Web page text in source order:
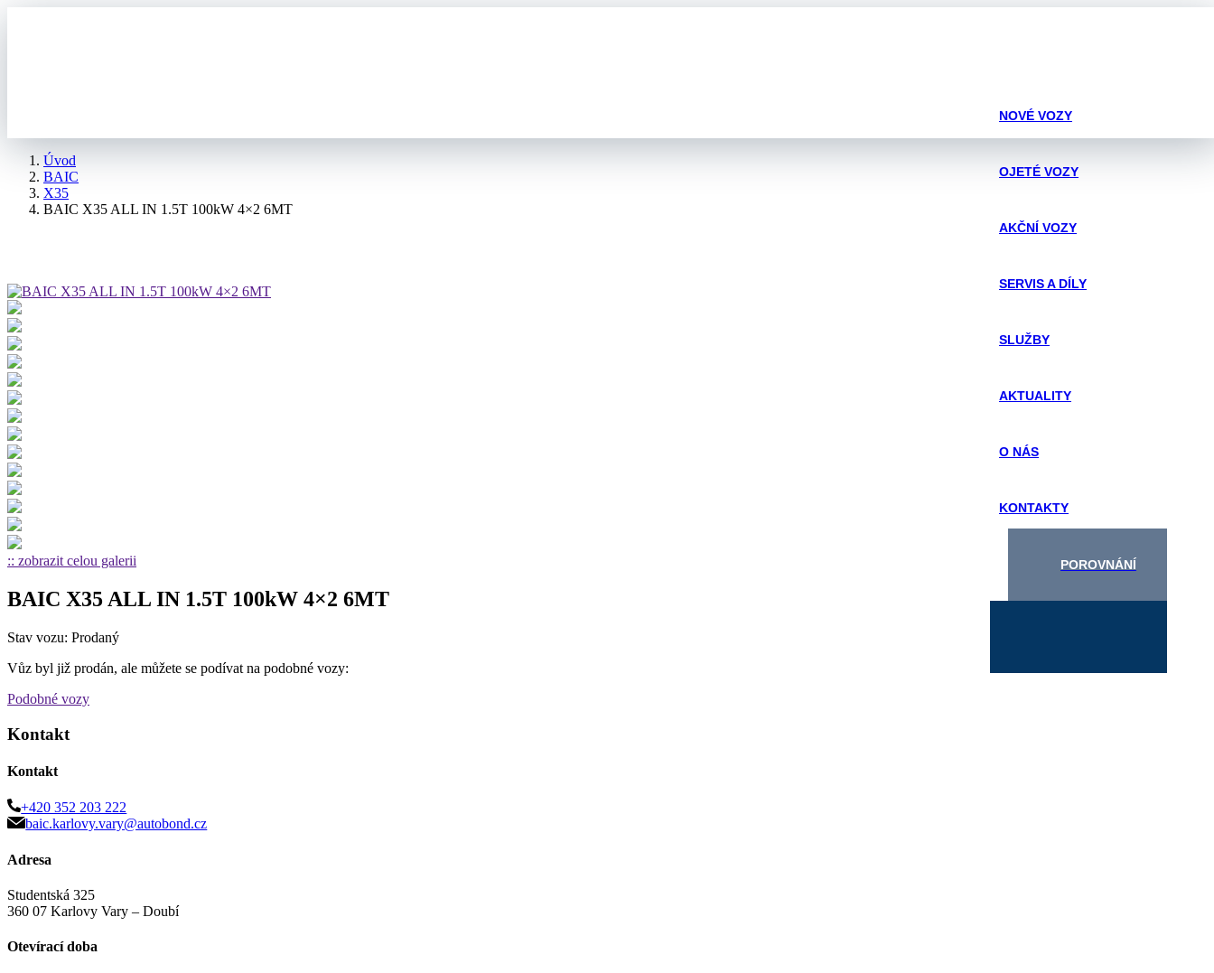
NOVÉ VOZY
OJETÉ VOZY
AKČNÍ VOZY
SERVIS A DÍLY
SLUŽBY
AKTUALITY
O NÁS
KONTAKTY
POROVNÁNÍ
Úvod
BAIC
X35
BAIC X35 ALL IN 1.5T 100kW 4×2 6MT
:: zobrazit celou galerii
BAIC X35 ALL IN 1.5T 100kW 4×2 6MT
Stav vozu: Prodaný
Vůz byl již prodán, ale můžete se podívat na podobné vozy:
Podobné vozy
Kontakt
Kontakt
+420 352 203 222
baic.karlovy.vary@autobond.cz
Adresa
Studentská 325
360 07 Karlovy Vary – Doubí
Otevírací doba